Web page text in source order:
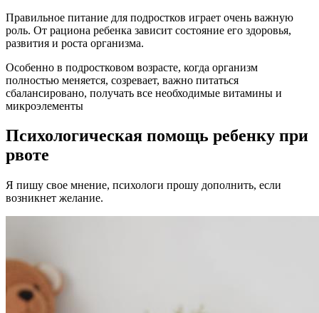
Правильное питание для подростков играет очень важную
роль. От рациона ребенка зависит состояние его здоровья,
развития и роста организма.
Особенно в подростковом возрасте, когда организм
полностью меняется, созревает, важно питаться
сбалансировано, получать все необходимые витамины и
микроэлементы
Психологическая помощь ребенку при
рвоте
Я пишу свое мнение, психологи прошу дополнить, если
возникнет желание.